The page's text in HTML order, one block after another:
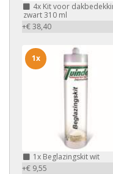
4x Kit voor
zwart 310 ml
+€ 38,40
1x Beglazingskit wit
+€ 9,55
1x